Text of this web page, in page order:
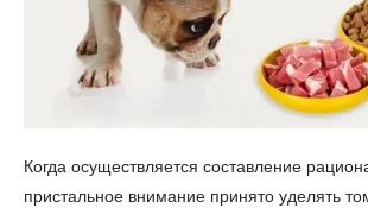
Когда осуществляется составление
пристальное внимание принято уделять